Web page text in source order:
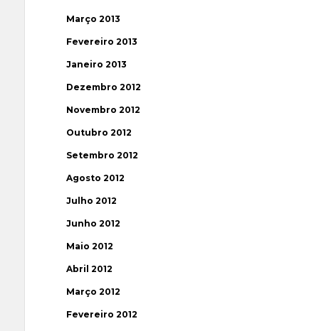
Março 2013
Fevereiro 2013
Janeiro 2013
Dezembro 2012
Novembro 2012
Outubro 2012
Setembro 2012
Agosto 2012
Julho 2012
Junho 2012
Maio 2012
Abril 2012
Março 2012
Fevereiro 2012